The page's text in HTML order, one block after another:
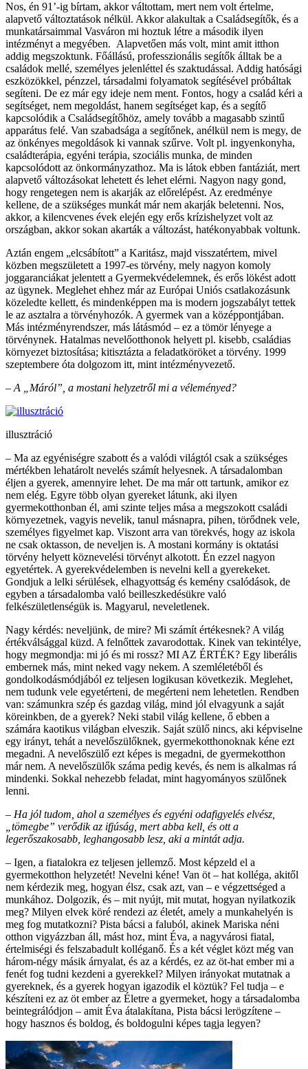
Nos, én 91’-ig bírtam, akkor váltottam, mert nem volt értelme,
alapvető változtatások nélkül. Akkor alakultak a Családsegítők, és a
munkatársaimmal Vasváron mi hoztuk létre a második ilyen
intézményt a megyében. Alapvetően más volt, mint amit itthon
addig megszoktunk. Főállású, professzionális segítők álltak be a
családok mellé, személyes jelenléttel és szaktudással. Addig hatósági
eszközökkel, pénzzel, társadalmi folyamatok segítésével próbáltak
segíteni. De ez már egy ideje nem ment. Fontos, hogy a család kéri a
segítséget, nem megoldást, hanem segítséget kap, és a segítő
kapcsolódik a Családsegítőhöz, amely tovább a magasabb szintű
apparátus felé. Van szabadsága a segítőnek, anélkül nem is megy, de
az önkényes megoldások ki vannak szűrve. Volt pl. ingyenkonyha,
családterápia, egyéni terápia, szociális munka, de minden
kapcsolódott az önkormányzathoz. Ma is látok ebben fantáziát, mert
alapvető változásokat lehetett és lehet elérni. Nagyon nagy gond,
hogy rengetegen nem is akarják az előrelépést. Az eredménye
kellene, de a szükséges munkát már nem akarják beletenni. Nos,
akkor, a kilencvenes évek elején egy erős krízishelyzet volt az
országban, akkor sokan akarták a változást, hatékonyabbak voltunk.
Aztán engem „elcsábított” a Karitász, majd visszatértem, mivel
közben megszületett a 1997-es törvény, mely nagyon komoly
joggaranciákat jelentett a Gyermekvédelemnek, és erős lökést adott
az ügynek. Meglehet ehhez már az Európai Uniós csatlakozásunk
közeledte kellett, és mindenképpen ma is modern jogszabályt tettek
le az asztalra a törvényhozók. A gyermek van a középpontjában.
Más intézményrendszer, más látásmód – ez a tömör lényege a
törvénynek. Hatalmas nevelőotthonok helyett pl. kisebb, családias
környezet biztosítása; kitisztázta a feladatköröket a törvény. 1999
szeptembere óta dolgozom itt, mint intézményvezető.
– A „Máról”, a mostani helyzetről mi a véleményed?
illusztráció
– Ma az egyéniségre szabott és a valódi világtól csak a szükséges
mértékben lehatárolt nevelés számít helyesnek. A társadalomban
éljen a gyerek, amennyire lehet. De ma már ott tartunk, amikor ez
nem elég. Egyre több olyan gyereket látunk, aki ilyen
gyermekotthonban él, ami szinte teljes mása a megszokott családi
környezetnek, vagyis nevelik, tanul másnapra, pihen, törődnek vele,
személyes figyelmet kap. Viszont arra van törekvés, hogy az iskola
ne csak oktasson, de neveljen is. A mostani kormány is oktatási
törvény helyett köznevelési törvényt alkotott. Én ezzel nagyon
egyetértek. A gyerekvédelemben is nevelni kell a gyerekeket.
Gondjuk a lelki sérülések, elhagyottság és kemény csalódások, de
egyben a társadalomba való beilleszkedésükre való
felkészületlenségük is. Magyarul, neveletlenek.
Nagy kérdés: neveljünk, de mire? Mi számít értékesnek? A világ
értékválsággal küzd. A felnőttek zavarodottak. Kinek van tekintélye,
hogy megmondja: mi jó és mi rossz? MI AZ ÉRTÉK? Egy liberális
embernek más, mint neked vagy nekem. A szemléletéből és
gondolkodásmódjából ez teljesen logikusan következik. Meglehet,
nem tudunk vele egyetérteni, de megérteni nem lehetetlen. Rendben
van: számunkra szép és gazdag világ, mind jól elvagyunk a saját
köreinkben, de a gyerek? Neki stabil világ kellene, ő ebben a
számára kaotikus világban elveszik. Saját szülő nincs, aki képviselne
egy irányt, tehát a nevelőszülőknek, gyermekotthonoknak kéne ezt
megadni. A nevelőszülő ezt képes is megadni, de gyermekotthon
már nem. A nevelőszülők száma pedig kevés, és nem is alkalmas rá
mindenki. Sokkal nehezebb feladat, mint hagyományos szülőnek
lenni.
– Ha jól tudom, ahol a személyes és egyéni odafigyelés elvész,
„tömegbe” verődik az ifjúság, mert abba kell, és ott a
legerőszakosabb, leghangosabb lesz, aki a mintát adja.
– Igen, a fiatalokra ez teljesen jellemző. Most képzeld el a
gyermekotthon helyzetét! Nevelni kéne! Van öt – hat kolléga, akitől
nem kérdezik meg, hogyan élsz, csak azt, van – e végzettséged a
munkához. Dolgozik, és – mit nyújt, mit mutat, hogyan nyilatkozik
meg? Milyen elvek köré rendezi az életét, amely a munkahelyén is
meg fog mutatkozni? Pista bácsi a faluból, akinek Mariska néni
otthon vigyázzban áll, mást hoz, mint Éva, a nagyvárosi fiatal,
értelmiségi és felszabadult kolléganő. És a két véglet közt még van
három-négy másik árnyalat, és az a kérdés, ez az öt-hat ember mi a
fenét fog tudni kezdeni a gyerekkel? Milyen irányokat mutatnak a
gyereknek, és a gyerek hogyan igazodik el köztük? Fel tudja – e
készíteni ez az öt ember az Életre a gyermeket, hogy a társadalomba
beintegrálódjon – amit Éva átalakítana, Pista bácsi lerögzítene –
hogy hasznos és boldog, és boldogulni képes tagja legyen?